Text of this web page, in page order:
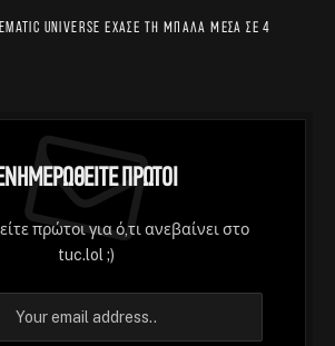
Universe έχασε τη μπάλα μέσα σε 4
Ενημερωθείτε Πρώτοι
πρώτοι για ό,τι ανεβαίνει στο
tuc.lol ;)